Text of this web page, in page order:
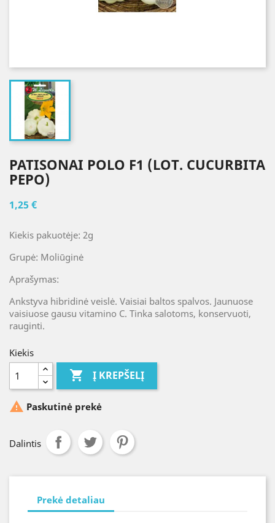
PATISONAI POLO F1 (LOT. CUCURBITA
PEPO)
1,25 €
Kiekis pakuotėje: 2g
Grupė: Moliūginė
Aprašymas:
Ankstyva hibridinė veislė. Vaisiai baltos spalvos. Jaunuose
vaisiuose gausu vitamino C. Tinka salotoms, konservuoti,
rauginti.
Kiekis
 Į KREPŠELĮ
 Paskutinė prekė
Dalintis
Prekė detaliau